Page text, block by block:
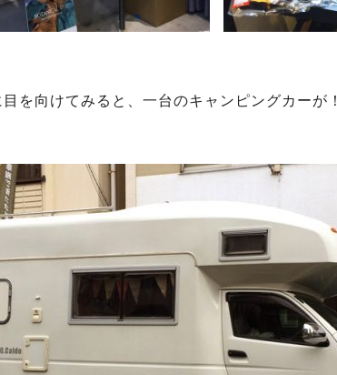
を向けてみると、一台のキャンピングカーが！